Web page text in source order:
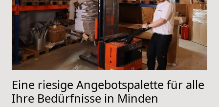
Eine riesige Angebotspalette für alle
Ihre Bedürfnisse in Minden